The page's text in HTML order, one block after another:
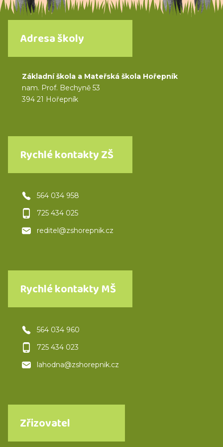
Adresa školy
Základní škola a Mateřská škola Hořepník
nam. Prof. Bechyně 53
394 21 Hořepník
Rychlé kontakty ZŠ
564 034 958
725 434 025
reditel@zshorepnik.cz
Rychlé kontakty MŠ
564 034 960
725 434 023
lahodna@zshorepnik.cz
Zřizovatel